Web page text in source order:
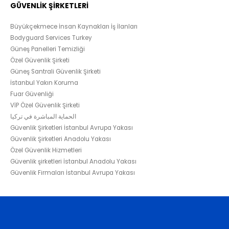
GÜVENLİK ŞİRKETLERİ
Büyükçekmece İnsan Kaynakları İş İlanları
Bodyguard Services Turkey
Güneş Panelleri Temizliği
Özel Güvenlik Şirketi
Güneş Santrali Güvenlik Şirketi
İstanbul Yakın Koruma
Fuar Güvenliği
VİP Özel Güvenlik Şirketi
الحماية المباشرة في تركيا
Güvenlik Şirketleri İstanbul Avrupa Yakası
Güvenlik Şirketleri Anadolu Yakası
Özel Güvenlik Hizmetleri
Güvenlik şirketleri İstanbul Anadolu Yakası
Güvenlik Firmaları İstanbul Avrupa Yakası